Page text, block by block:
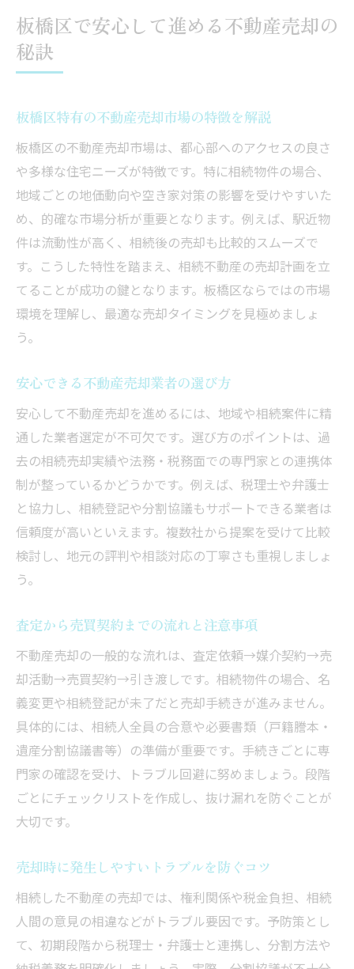
板橋区で安心して進める不動産売却の
秘訣
板橋区特有の不動産売却市場の特徴を解説
板橋区の不動産売却市場は、都心部へのアクセスの良さ
や多様な住宅ニーズが特徴です。特に相続物件の場合、
地域ごとの地価動向や空き家対策の影響を受けやすいた
め、的確な市場分析が重要となります。例えば、駅近物
件は流動性が高く、相続後の売却も比較的スムーズで
す。こうした特性を踏まえ、相続不動産の売却計画を立
てることが成功の鍵となります。板橋区ならではの市場
環境を理解し、最適な売却タイミングを見極めましょ
う。
安心できる不動産売却業者の選び方
安心して不動産売却を進めるには、地域や相続案件に精
通した業者選定が不可欠です。選び方のポイントは、過
去の相続売却実績や法務・税務面での専門家との連携体
制が整っているかどうかです。例えば、税理士や弁護士
と協力し、相続登記や分割協議もサポートできる業者は
信頼度が高いといえます。複数社から提案を受けて比較
検討し、地元の評判や相談対応の丁寧さも重視しましょ
う。
査定から売買契約までの流れと注意事項
不動産売却の一般的な流れは、査定依頼→媒介契約→売
却活動→売買契約→引き渡しです。相続物件の場合、名
義変更や相続登記が未了だと売却手続きが進みません。
具体的には、相続人全員の合意や必要書類（戸籍謄本・
遺産分割協議書等）の準備が重要です。手続きごとに専
門家の確認を受け、トラブル回避に努めましょう。段階
ごとにチェックリストを作成し、抜け漏れを防ぐことが
大切です。
売却時に発生しやすいトラブルを防ぐコツ
相続した不動産の売却では、権利関係や税金負担、相続
人間の意見の相違などがトラブル要因です。予防策とし
て、初期段階から税理士・弁護士と連携し、分割方法や